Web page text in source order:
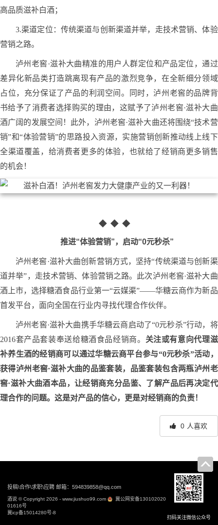
高品质滋补白酒；
3.渠道定位：传统渠道与创新渠道并举，走技术营销、体验
营销之路。
泸州老窖·滋补大曲精准的用户人群定位和产品定位，通过
差异化新品类打造跳离现有产品的激烈竞争，在全新细分领域
占位，充分保证了产品的利润空间。同时，泸州老窖的品牌背
书给予了消费者选择购买的理由，这赋予了泸州老窖·滋补大曲
酒广阔的发展空间！此外，泸州老窖·滋补大曲还将围绕“技术营
销”和“体验营销”的思路投入资源，实施营销创新推动线上线下
全渠道覆盖，给消费者更多的体验，也就给了经销商更多销售
的机会！
◆ ◆ ◆
推进“体验营销”，启动“0元秒杀”
泸州老窖·滋补大曲创新营销方式，坚持“传统渠道与创新渠
道并举”，走技术营销、体验营销之路。此次泸州老窖·滋补大曲
酒上市，选择糖酒食品行业第一“云媒渠”——华糖云商作为新品
首发平台，面向全国在行业内寻找代理合作伙伴。
泸州老窖·滋补大曲携手华糖云商启动了“0元秒杀”行动，将
2016套产品套装奉送给糖酒食品经销商。 关注或有意向代理滋
补养生酒的经销商可以通过华糖云商平台参与“0元秒杀”活动，
获得泸州老窖·滋补大曲的品鉴套装，品鉴套装包含两瓶泸州老
窖·滋补大曲酒本品，让经销商充分品鉴、了解产品后再决定代
理合作的问题。这是对产品的信心，更是对经销商的负责！
0 人喜欢
文
投稿\合作\求职\应聘 邮箱：594839858@qq.com
酒说 © Copyright 2026 - www.jiushuo99.com
冀公网安备130102020
01616号
冀icp备15014280号-8
扫码关注微信公众号